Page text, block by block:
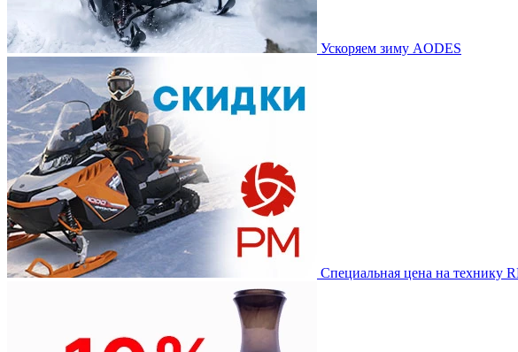
Ускоряем зиму AODES
Специальная цена на технику